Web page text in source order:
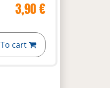
3,90 €
To cart